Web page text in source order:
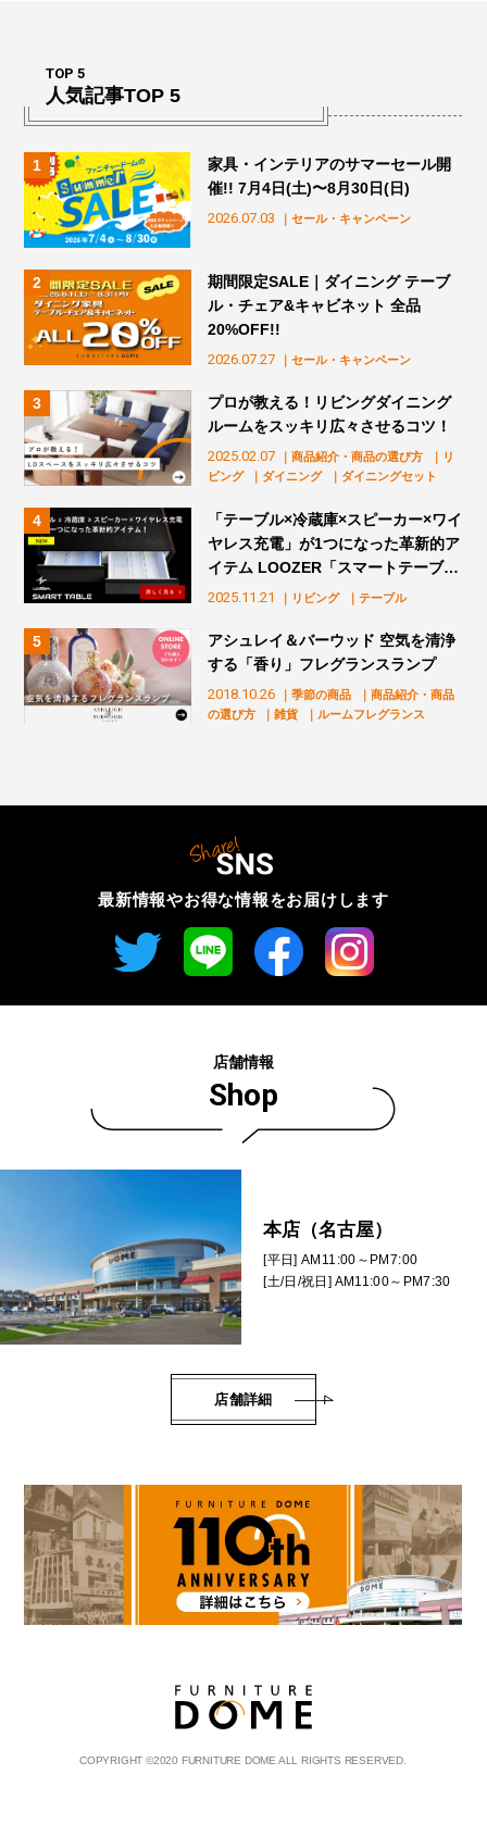
TOP 5
人気記事TOP 5
2026.07.03 ｜セール・キャンペーン
家具・インテリアのサマーセール開
催!! 7月4日(土)〜8月30日(日)
2026.07.27 ｜セール・キャンペーン
期間限定SALE｜ダイニング テーブ
ル・チェア&キャビネット 全品
20%OFF!!
2025.02.07 ｜商品紹介・商品の選び方
｜リ
ビング
｜ダイニング ｜ダイニングセット
プロが教える！リビングダイニング
ルームをスッキリ広々させるコツ！
2025.11.21 ｜リビング ｜テーブル
「テーブル×冷蔵庫×スピーカー×ワイ
ヤレス充電」が1つになった革新的ア
イテム LOOZER「スマートテーブ
ル」販売スタート！
2018.10.26 ｜季節の商品
｜商品紹介・商品
の選び方
｜雑貨 ｜ルームフレグランス
アシュレイ＆バーウッド 空気を清浄
する「香り」フレグランスランプ
店舗情報
Shop
本店（名古屋）
[平日] AM11:00～PM7:00
[土/日/祝日] AM11:00～PM7:30
店舗詳細
最新情報やお得な情報をお届けします
COPYRIGHT©2020 FURNITURE DOME ALL RIGHTS RESERVED.